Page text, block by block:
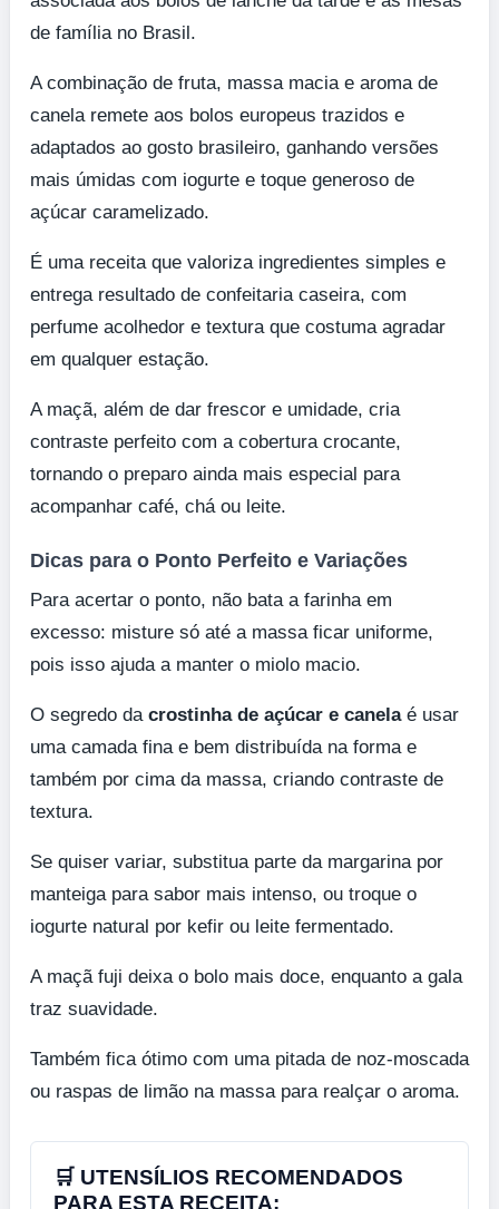
de família no Brasil.
A combinação de fruta, massa macia e aroma de
canela remete aos bolos europeus trazidos e
adaptados ao gosto brasileiro, ganhando versões
mais úmidas com iogurte e toque generoso de
açúcar caramelizado.
É uma receita que valoriza ingredientes simples e
entrega resultado de confeitaria caseira, com
perfume acolhedor e textura que costuma agradar
em qualquer estação.
A maçã, além de dar frescor e umidade, cria
contraste perfeito com a cobertura crocante,
tornando o preparo ainda mais especial para
acompanhar café, chá ou leite.
Dicas para o Ponto Perfeito e Variações
Para acertar o ponto, não bata a farinha em
excesso: misture só até a massa ficar uniforme,
pois isso ajuda a manter o miolo macio.
O segredo da crostinha de açúcar e canelaé usar
uma camada fina e bem distribuída na forma e
também por cima da massa, criando contraste de
textura.
Se quiser variar, substitua parte da margarina por
manteiga para sabor mais intenso, ou troque o
iogurte natural por kefir ou leite fermentado.
A maçã fuji deixa o bolo mais doce, enquanto a gala
traz suavidade.
Também fica ótimo com uma pitada de noz-moscada
ou raspas de limão na massa para realçar o aroma.
🛒 UTENSÍLIOS RECOMENDADOS
PARA ESTA RECEITA: